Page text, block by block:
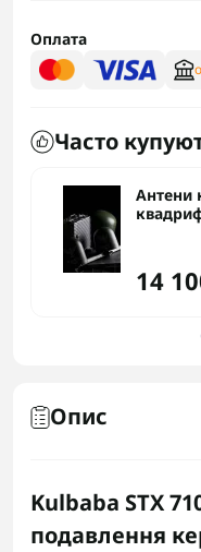
Оплата
Часто
Антени
14
Опис
Kulbaba STX
подавлення